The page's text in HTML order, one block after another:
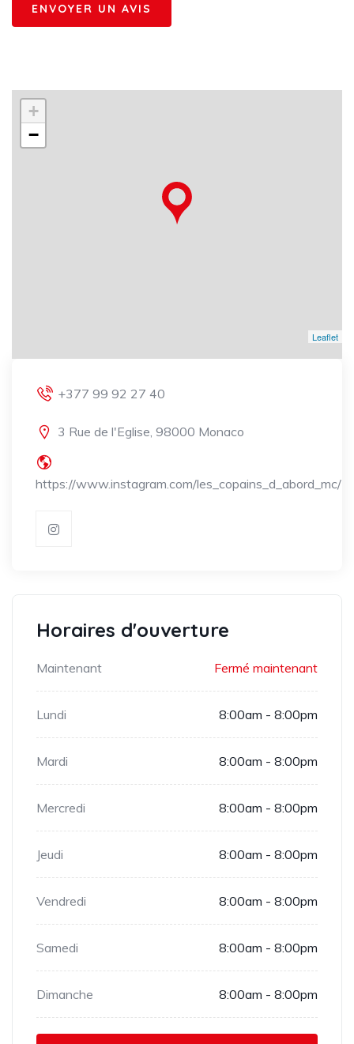
+
−
Leaflet
+377 99 92 27 40
3 Rue de l'Eglise, 98000 Monaco
https://www.instagram.com/les_copains_d_abord_mc/
Horaires d'ouverture
Maintenant Fermé maintenant
Lundi 8:00am - 8:00pm
Mardi 8:00am - 8:00pm
Mercredi 8:00am - 8:00pm
Jeudi 8:00am - 8:00pm
Vendredi 8:00am - 8:00pm
Samedi 8:00am - 8:00pm
Dimanche 8:00am - 8:00pm